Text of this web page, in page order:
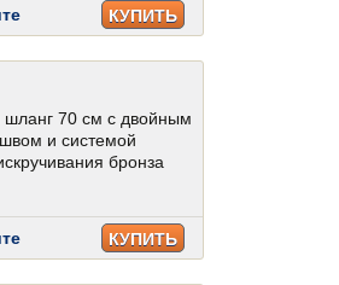
КУПИТЬ
шланг 70 см с двойным
швом и системой
бронза
КУПИТЬ